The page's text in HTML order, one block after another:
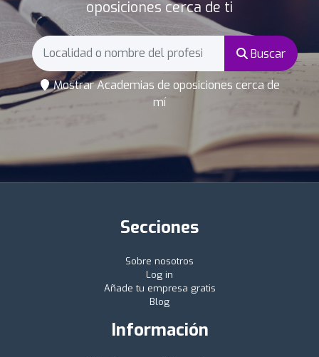
oposiciones cerca de ti
Buscar
Mostrar Academias de oposiciones cerca de
mí
Secciones
Sobre nosotros
Log in
Añade tu empresa gratis
Blog
Información